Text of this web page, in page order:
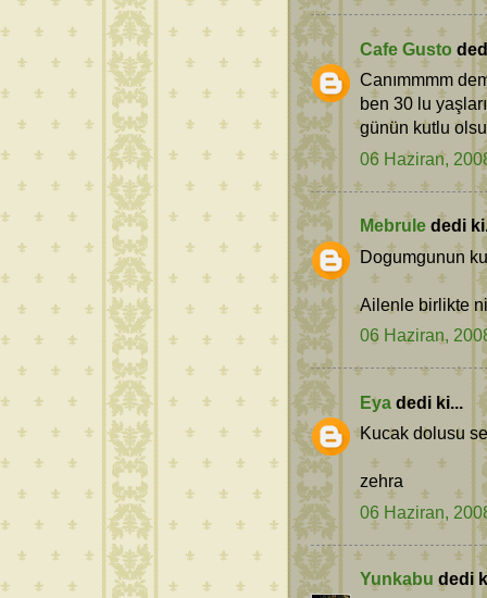
Cafe Gusto
Canımmmm
ben 30 lu
günün kutlu
06 Haziran,
Mebrule dedi
Dogumgunun
Ailenle birlikte
06 Haziran,
Eya dedi ki...
Kucak dolusu
zehra
06 Haziran,
Yunkabu dedi